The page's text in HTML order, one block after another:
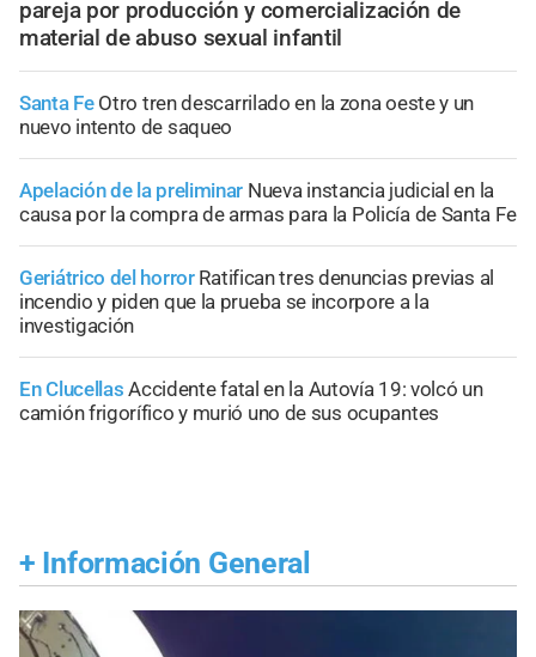
pareja por producción y comercialización de
material de abuso sexual infantil
Santa Fe Otro tren descarrilado en la zona oeste y un
nuevo intento de saqueo
Apelación de la preliminar Nueva instancia judicial en la
causa por la compra de armas para la Policía de Santa Fe
Geriátrico del horror Ratifican tres denuncias previas al
incendio y piden que la prueba se incorpore a la
investigación
En Clucellas Accidente fatal en la Autovía 19: volcó un
camión frigorífico y murió uno de sus ocupantes
+ Información General